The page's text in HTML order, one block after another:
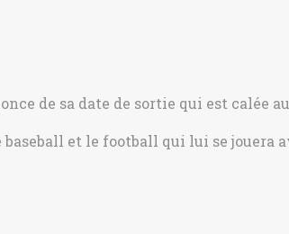
de sa date de sortie qui est calée au
et le football qui lui se jouera